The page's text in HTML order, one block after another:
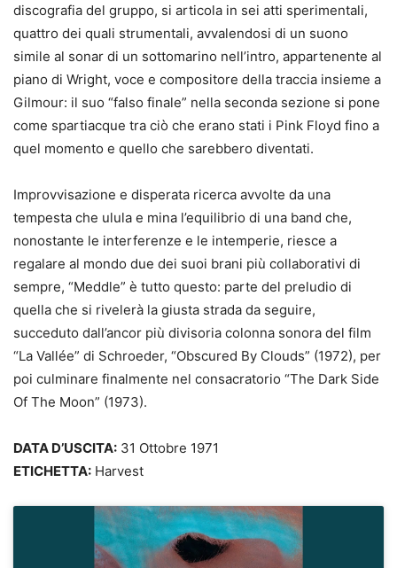
discografia del gruppo, si articola in sei atti sperimentali,
quattro dei quali strumentali, avvalendosi di un suono
simile al sonar di un sottomarino nell’intro, appartenente al
piano di Wright, voce e compositore della traccia insieme a
Gilmour: il suo “falso finale” nella seconda sezione si pone
come spartiacque tra ciò che erano stati i Pink Floyd fino a
quel momento e quello che sarebbero diventati.
Improvvisazione e disperata ricerca avvolte da una
tempesta che ulula e mina l’equilibrio di una band che,
nonostante le interferenze e le intemperie, riesce a
regalare al mondo due dei suoi brani più collaborativi di
sempre, “Meddle” è tutto questo: parte del preludio di
quella che si rivelerà la giusta strada da seguire,
succeduto dall’ancor più divisoria colonna sonora del film
“La Vallée” di Schroeder, “Obscured By Clouds” (1972), per
poi culminare finalmente nel consacratorio “The Dark Side
Of The Moon” (1973).
DATA D’USCITA: 31 Ottobre 1971
ETICHETTA: Harvest